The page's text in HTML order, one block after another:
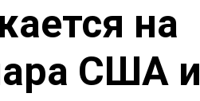
на
США и